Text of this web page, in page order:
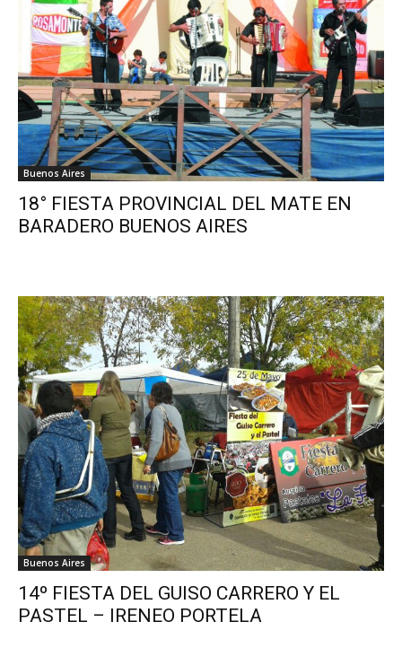
Buenos Aires
18° FIESTA PROVINCIAL DEL MATE EN
BARADERO BUENOS AIRES
Buenos Aires
14º FIESTA DEL GUISO CARRERO Y EL
PASTEL – IRENEO PORTELA